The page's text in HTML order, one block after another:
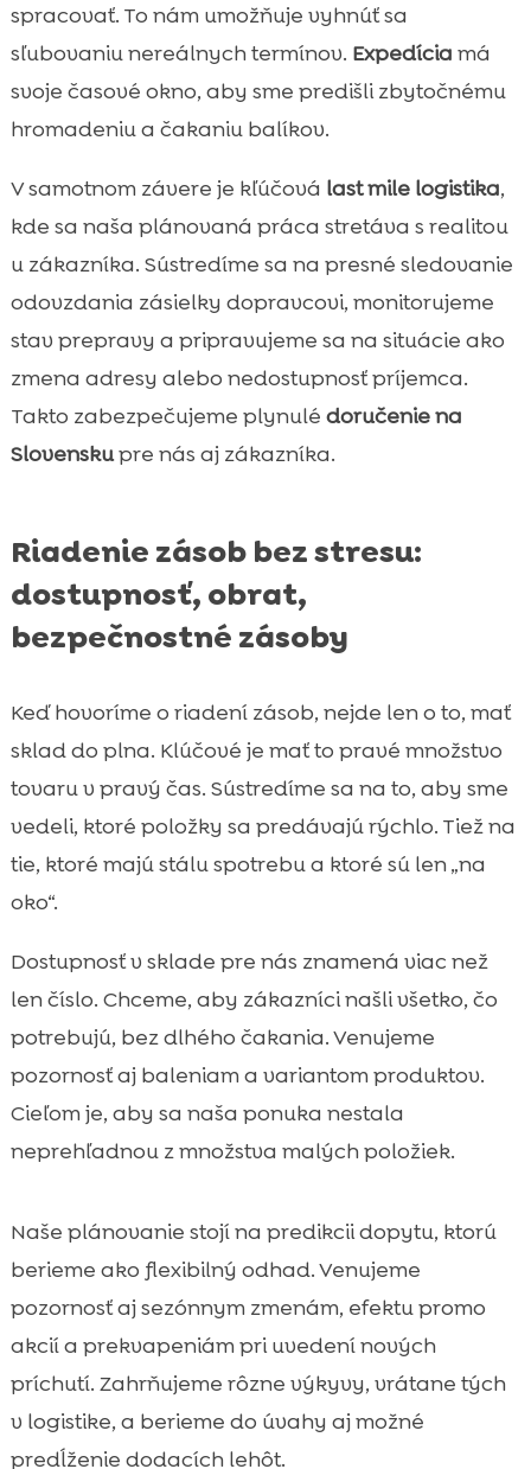
spracovať. To nám umožňuje vyhnúť sa
sľubovaniu nereálnych termínov. Expedícia má
svoje časové okno, aby sme predišli zbytočnému
hromadeniu a čakaniu balíkov.
V samotnom závere je kľúčová last mile logistika,
kde sa naša plánovaná práca stretáva s realitou
u zákazníka. Sústredíme sa na presné sledovanie
odovzdania zásielky dopravcovi, monitorujeme
stav prepravy a pripravujeme sa na situácie ako
zmena adresy alebo nedostupnosť príjemca.
Takto zabezpečujeme plynulé doručenie na
Slovenskupre nás aj zákazníka.
Riadenie zásob bez stresu:
dostupnosť, obrat,
bezpečnostné zásoby
Keď hovoríme o riadení zásob, nejde len o to, mať
sklad do plna. Klúčové je mať to pravé množstvo
tovaru v pravý čas. Sústredíme sa na to, aby sme
vedeli, ktoré položky sa predávajú rýchlo. Tiež na
tie, ktoré majú stálu spotrebu a ktoré sú len „na
oko“.
Dostupnosť v sklade pre nás znamená viac než
len číslo. Chceme, aby zákazníci našli všetko, čo
potrebujú, bez dlhého čakania. Venujeme
pozornosť aj baleniam a variantom produktov.
Cieľom je, aby sa naša ponuka nestala
neprehľadnou z množstva malých položiek.
Naše plánovanie stojí na predikcii dopytu, ktorú
berieme ako flexibilný odhad. Venujeme
pozornosť aj sezónnym zmenám, efektu promo
akcií a prekvapeniám pri uvedení nových
príchutí. Zahrňujeme rôzne výkyvy, vrátane tých
v logistike, a berieme do úvahy aj možné
predĺženie dodacích lehôt.